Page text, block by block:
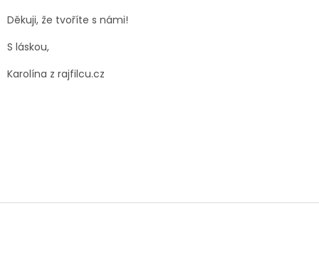
Děkuji, že tvoříte s námi!
S láskou,
Karolína z rajfilcu.cz